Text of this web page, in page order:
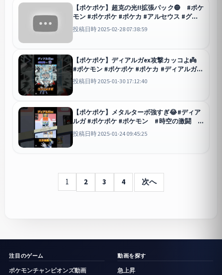
【ポケポケ】超克の光!!拡張パック🔵 #ポケ
モン #ポケポケ #ポケカ #アルセウス #グレ
イシア #ガブリアスex #新パック #shorts
投稿日時 2025-02-28 07:38:59
【ポケポケ】ディアルガex攻撃カッコよ👼
#ポケモン #ポケポケ #ポケカ #ディアルガ
#asmr #shorts
ポケポケ
投稿日時 2025-01-30 17:12:40
【ポケポケ】メタルターボ強すぎ😂#ディア
ルガ #ポケポケ #ポケモン #時空の激闘
#shorts #オドループ
ポケポケ
投稿日時 2025-01-24 09:45:25
1 2 3 4 次へ
注目のゲーム
ポケモンチャンピオンズ動画
動画を探す
急上昇